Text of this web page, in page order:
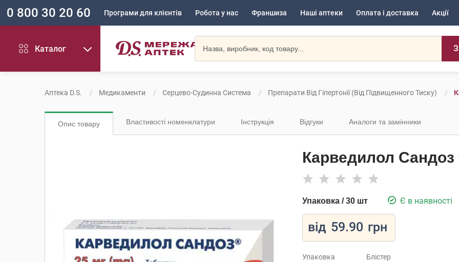
0 800 30 20 60 Програми для клієнтів Робота у нас Франшиза Наші аптеки Оплата і доставка Акції
Каталог
Аптека D.S. Медикаменти Серцево-Судинна Система Препарати Від Гіпертонії (від Підвищенного Тиску)
Опис товару Властивості номенклатури Інструкція Відгуки Аналоги та замінники
Карведилол Сандоз
Упаковка / 30 шт Є в наявності
від 59.90 грн
Упаковка Блістер